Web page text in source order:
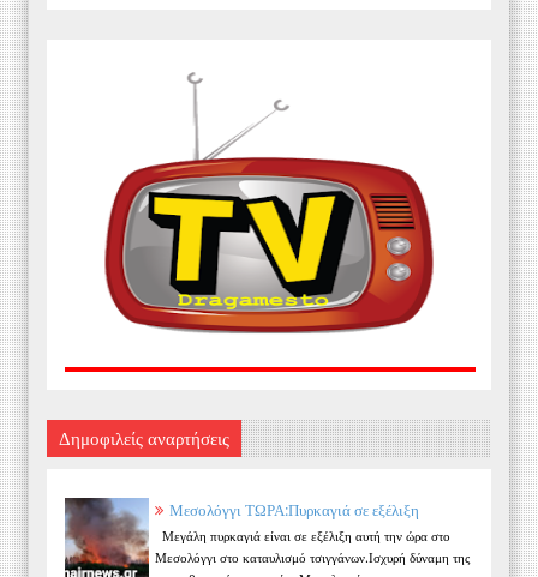
Δημοφιλείς αναρτήσεις
Μεσολόγγι ΤΩΡΑ:Πυρκαγιά σε εξέλιξη
Μεγάλη πυρκαγιά είναι σε εξέλιξη αυτή την ώρα στο
Μεσολόγγι στο καταυλισμό τσιγγάνων.Ισχυρή δύναμη της